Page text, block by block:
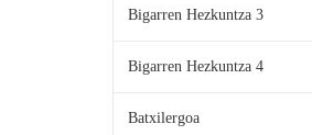
Bigarren Hezkuntza 3
Bigarren Hezkuntza 4
Batxilergoa